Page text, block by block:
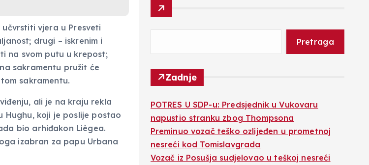
vjera u Presveti
drugi – iskrenim i
na svom putu u krepost;
sakramentu pružit će
sakramentu.
ali je na kraju rekla
Hughu, koji je poslije postao
bio arhiđakon Liègea.
izabran za papu Urbana
Pretraga
Zadnje
POTRES U SDP-u: Predsjednik u Vukovaru
napustio stranku zbog Thompsona
Preminuo vozač teško ozlijeđen u prometnoj
nesreći kod Tomislavgrada
Vozač iz Posušja sudjelovao u teškoj nesreći